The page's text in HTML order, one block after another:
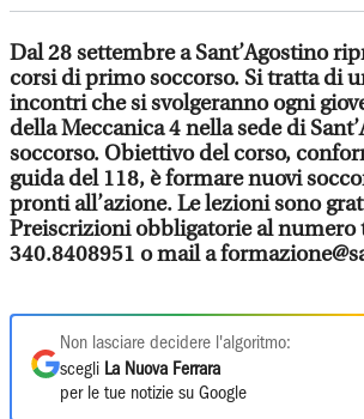
Dal 28 settembre a Sant’Agostino
corsi di primo soccorso. Si tratta di
incontri che si svolgeranno ogni
della Meccanica 4 nella sede di
soccorso. Obiettivo del corso,
guida del 118, è formare nuovi
pronti all’azione. Le lezioni sono
Preiscrizioni obbligatorie al numero
340.8408951 o mail a
Non lasciare decidere l'algoritmo:
scegli La Nuova Ferrara
per le tue notizie su Google